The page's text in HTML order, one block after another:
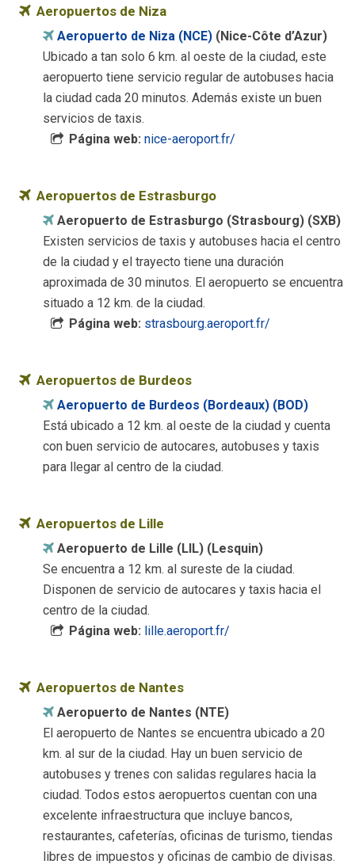
Aeropuertos de Niza
Aeropuerto de Niza (NCE) (Nice-Côte d’Azur)
Ubicado a tan solo 6 km. al oeste de la ciudad, este
aeropuerto tiene servicio regular de autobuses hacia
la ciudad cada 20 minutos. Además existe un buen
servicios de taxis.
Página web: nice-aeroport.fr/
Aeropuertos de Estrasburgo
Aeropuerto de Estrasburgo (Strasbourg) (SXB)
Existen servicios de taxis y autobuses hacia el centro
de la ciudad y el trayecto tiene una duración
aproximada de 30 minutos. El aeropuerto se encuentra
situado a 12 km. de la ciudad.
Página web: strasbourg.aeroport.fr/
Aeropuertos de Burdeos
Aeropuerto de Burdeos (Bordeaux) (BOD)
Está ubicado a 12 km. al oeste de la ciudad y cuenta
con buen servicio de autocares, autobuses y taxis
para llegar al centro de la ciudad.
Aeropuertos de Lille
Aeropuerto de Lille (LIL) (Lesquin)
Se encuentra a 12 km. al sureste de la ciudad.
Disponen de servicio de autocares y taxis hacia el
centro de la ciudad.
Página web: lille.aeroport.fr/
Aeropuertos de Nantes
Aeropuerto de Nantes (NTE)
El aeropuerto de Nantes se encuentra ubicado a 20
km. al sur de la ciudad. Hay un buen servicio de
autobuses y trenes con salidas regulares hacia la
ciudad. Todos estos aeropuertos cuentan con una
excelente infraestructura que incluye bancos,
restaurantes, cafeterías, oficinas de turismo, tiendas
libres de impuestos y oficinas de cambio de divisas.